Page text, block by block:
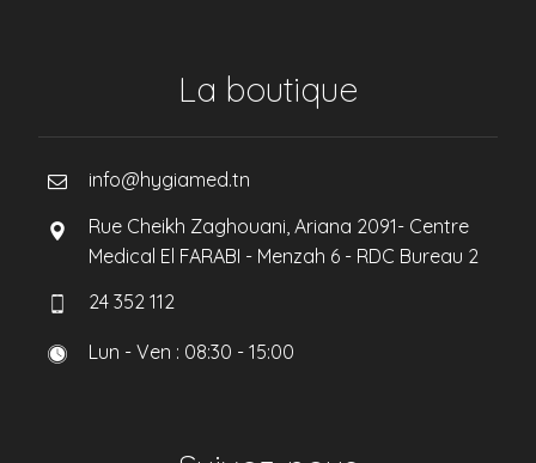
La boutique
info@hygiamed.tn
Rue Cheikh Zaghouani, Ariana 2091- Centre
Medical El FARABI - Menzah 6 - RDC Bureau 2
24 352 112
Lun - Ven : 08:30 - 15:00